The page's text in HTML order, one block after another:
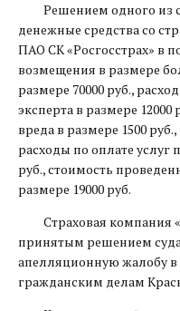
Решением одного из
денежные средства со
ПАО СК «Росгосстрах» в
возмещения в размере
размере 70000 руб.,
эксперта в размере
вреда в размере 1500
расходы по оплате услуг
руб., стоимость
размере 19000 руб.
Страховая компания
принятым решением
апелляционную жалобу
гражданским делам